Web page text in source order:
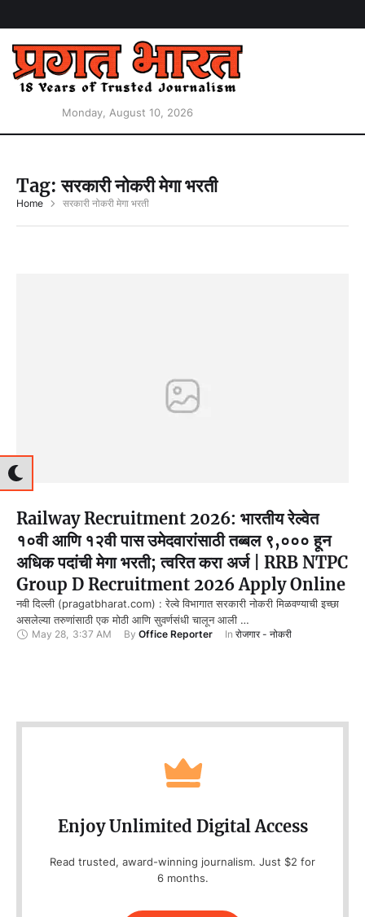
Monday, August 10, 2026
Tag:सरकारी नोकरी मेगा भरती
Home सरकारी नोकरी मेगा भरती
Railway Recruitment 2026: भारतीय रेल्वेत
१०वी आणि १२वी पास उमेदवारांसाठी तब्बल ९,००० हून
अधिक पदांची मेगा भरती; त्वरित करा अर्ज | RRB NTPC
Group D Recruitment 2026 Apply Online
नवी दिल्ली (pragatbharat.com) : रेल्वे विभागात सरकारी नोकरी मिळवण्याची इच्छा
असलेल्या तरुणांसाठी एक मोठी आणि सुवर्णसंधी चालून आली …
May 28, 3:37 AM By Office Reporter In रोजगार - नोकरी
Enjoy Unlimited Digital Access
Read trusted, award-winning journalism. Just $2 for
6 months.